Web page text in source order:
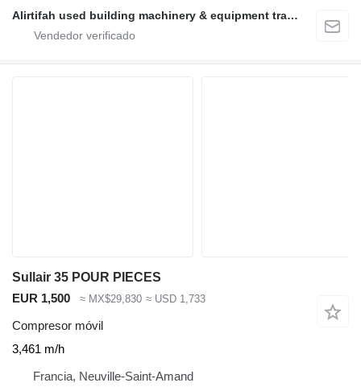
Alirtifah used building machinery & equipment trading llc
Sullair 35 POUR PIECES
EUR 1,500
≈ MX$29,830 ≈ USD 1,733
Compresor móvil
3,461 m/h
Francia, Neuville-Saint-Amand